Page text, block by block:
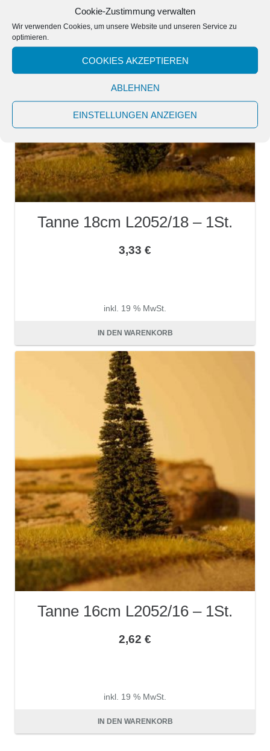
Cookie-Zustimmung verwalten
Wir verwenden Cookies, um unsere Website und unseren Service zu
optimieren.
COOKIES AKZEPTIEREN
ABLEHNEN
EINSTELLUNGEN ANZEIGEN
Tanne 18cm L2052/18 – 1St.
3,33 €
inkl. 19 % MwSt.
zzgl.Versandkosten
IN DEN WARENKORB
Tanne 16cm L2052/16 – 1St.
2,62 €
inkl. 19 % MwSt.
zzgl.Versandkosten
IN DEN WARENKORB